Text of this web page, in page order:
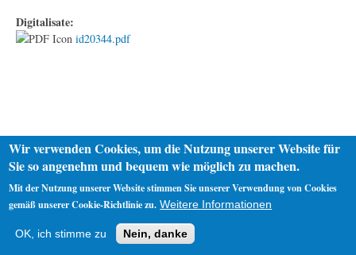
Digitalisate:
id20344.pdf
Impressum
Wir verwenden Cookies, um die Nutzung unserer Website für
Sie so angenehm und bequem wie möglich zu machen.
Mit der Nutzung unserer Website stimmen Sie unserer Verwendung von Cookies
gemäß unserer Cookie-Richtlinie zu. Weitere Informationen
OK, ich stimme zu Nein, danke